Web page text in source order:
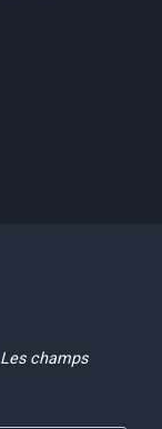
Les champs